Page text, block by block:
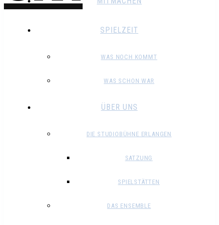
SPIELZEIT
WAS NOCH KOMMT
WAS SCHON WAR
ÜBER UNS
DIE STUDIOBÜHNE ERLANGEN
SATZUNG
SPIELSTÄTTEN
DAS ENSEMBLE